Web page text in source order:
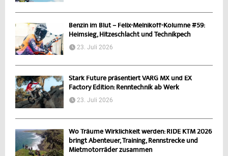
Benzin im Blut – Felix-Melnikoff-Kolumne #59:
Heimsieg, Hitzeschlacht und Technikpech
23. Juli 2026
Stark Future präsentiert VARG MX und EX
Factory Edition: Renntechnik ab Werk
23. Juli 2026
Wo Träume Wirklichkeit werden: RIDE KTM 2026
bringt Abenteuer, Training, Rennstrecke und
Mietmotorräder zusammen